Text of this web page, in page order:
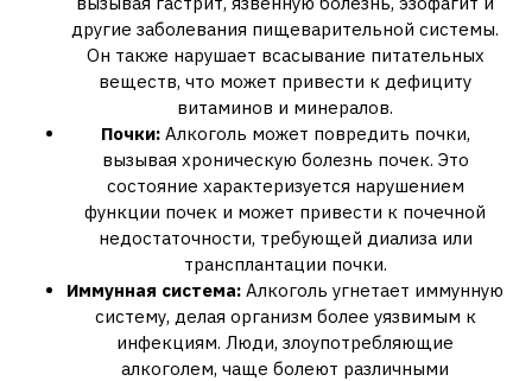
другие заболевания пищеварительной системы.
Он также нарушает всасывание питательных
веществ‚ что может привести к дефициту
витаминов и минералов.
Почки:Алкоголь может повредить почки‚
вызывая хроническую болезнь почек. Это
состояние характеризуется нарушением
функции почек и может привести к почечной
недостаточности‚ требующей диализа или
трансплантации почки.
Иммунная система: Алкоголь угнетает иммунную
систему‚ делая организм более уязвимым к
инфекциям. Люди‚ злоупотребляющие
алкоголем‚ чаще болеют различными